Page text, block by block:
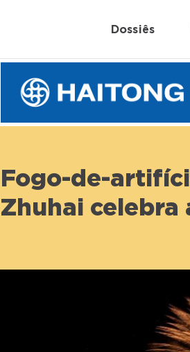
Dossiês
Fogo-de-
Zhuhai celebra